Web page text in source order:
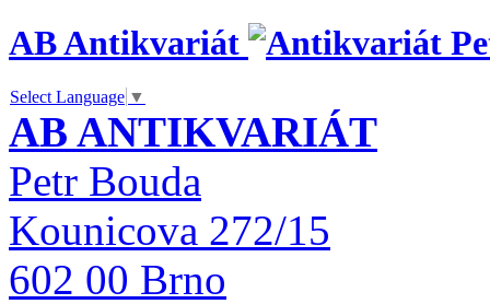
AB Antikvariát
Select Language ▼
AB ANTIKVARIÁT
Petr Bouda
Kounicova 272/15
602 00 Brno